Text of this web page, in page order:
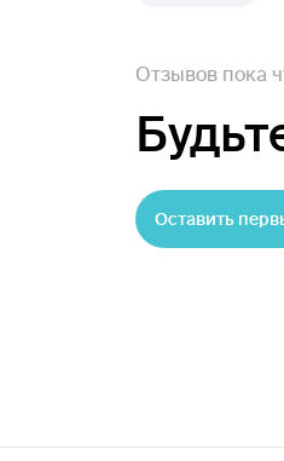
Отзывов пока
Оставить